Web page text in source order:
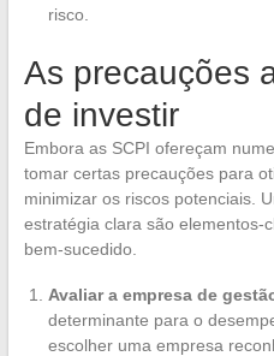
risco.
As precauções
de investir
Embora as SCPI ofereçam
tomar certas precauções para
minimizar os riscos potenciais.
estratégia clara são elementos-
bem-sucedido.
Avaliar a empresa de
determinante para o
escolher uma empresa